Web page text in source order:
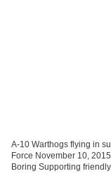
A-10 Warthogs flying in
Force November 10,
Boring Supporting